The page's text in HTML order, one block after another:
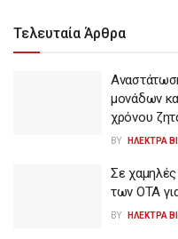
Τελευταία Άρθρα
μονάδων
χρόνου
BY ΗΛΕΚΤΡΑ
Σε χαμηλές
των ΟΤΑ
BY ΗΛΕΚΤΡΑ